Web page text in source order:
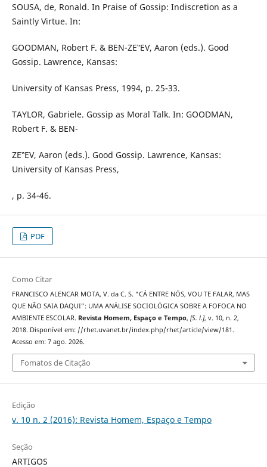
SOUSA, de, Ronald. In Praise of Gossip: Indiscretion as a
Saintly Virtue. In:
GOODMAN, Robert F. & BEN-ZE‟EV, Aaron (eds.). Good
Gossip. Lawrence, Kansas:
University of Kansas Press, 1994, p. 25-33.
TAYLOR, Gabriele. Gossip as Moral Talk. In: GOODMAN,
Robert F. & BEN-
ZE‟EV, Aaron (eds.). Good Gossip. Lawrence, Kansas:
University of Kansas Press,
, p. 34-46.
PDF
Como Citar
FRANCISCO ALENCAR MOTA, V. da C. S. “CÁ ENTRE NÓS, VOU TE FALAR, MAS
QUE NÃO SAIA DAQUI”: UMA ANÁLISE SOCIOLÓGICA SOBRE A FOFOCA NO
AMBIENTE ESCOLAR. Revista Homem, Espaço e Tempo, [S. l.], v. 10, n. 2,
2018. Disponível em: //rhet.uvanet.br/index.php/rhet/article/view/181.
Acesso em: 7 ago. 2026.
Fomatos de Citação
Edição
v. 10 n. 2 (2016): Revista Homem, Espaço e Tempo
Seção
ARTIGOS